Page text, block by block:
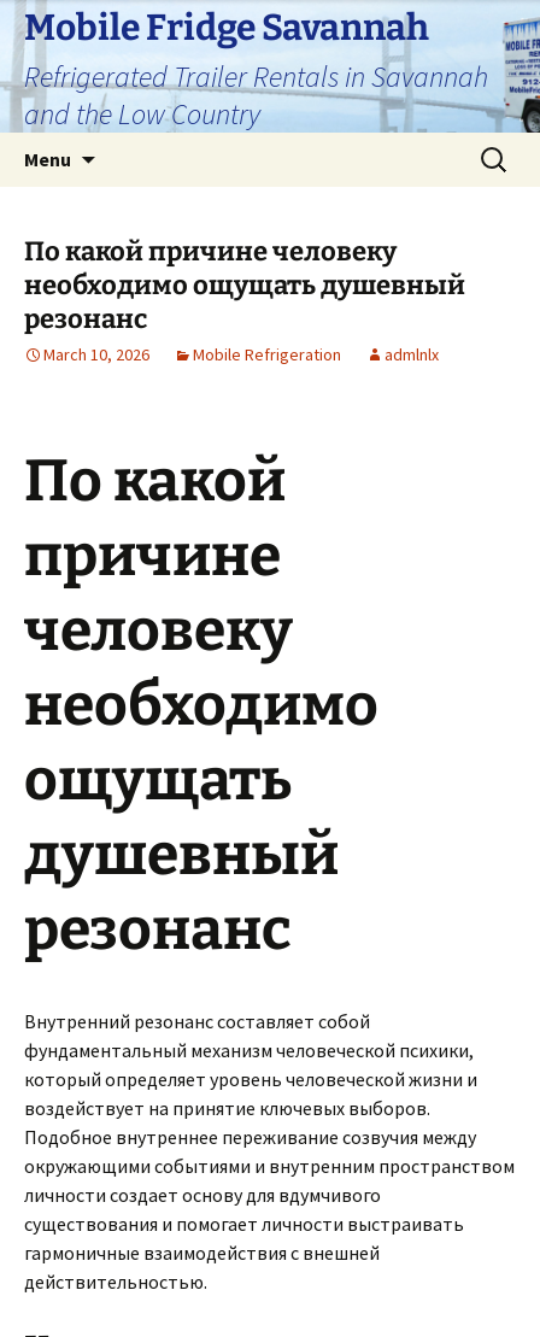
Skip
content
Mobile Fridge Savannah
Refrigerated Trailer Rentals in Savannah
and the Low Country
Menu
Search
for:
По какой причине человеку
необходимо ощущать душевный
резонанс
March 10, 2026 Mobile Refrigeration admlnlx
По какой
причине
человеку
необходимо
ощущать
душевный
резонанс
Внутренний резонанс составляет собой
фундаментальный механизм человеческой психики,
который определяет уровень человеческой жизни и
воздействует на принятие ключевых выборов.
Подобное внутреннее переживание созвучия между
окружающими событиями и внутренним пространством
личности создает основу для вдумчивого
существования и помогает личности выстраивать
гармоничные взаимодействия с внешней
действительностью.